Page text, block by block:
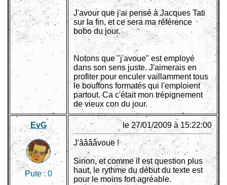
J'avour que j'ai pensé à Jacques Tati
sur la fin, et ce sera ma référence
bobo du jour.
Notons que "j'avoue" est employé
dans son sens juste. J'aimerais en
profiter pour enculer vaillamment tous
le bouffons formatés qui l'emploient
partout. Ca c'était mon trépignement
de vieux con du jour.
EvG
Pute : 0
le 27/01/2009 à 15:22:00
J'ââââvoue !
Sinon, et comme il est question plus
haut, le rythme du début du texte est
pour le moins fort agréable.